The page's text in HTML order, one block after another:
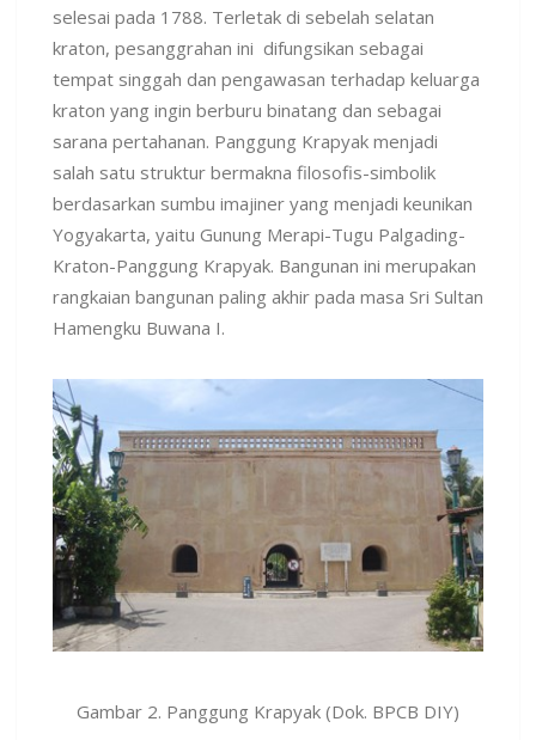
selesai pada 1788. Terletak di sebelah selatan
kraton, pesanggrahan ini difungsikan sebagai
tempat singgah dan pengawasan terhadap keluarga
kraton yang ingin berburu binatang dan sebagai
sarana pertahanan. Panggung Krapyak menjadi
salah satu struktur bermakna filosofis-simbolik
berdasarkan sumbu imajiner yang menjadi keunikan
Yogyakarta, yaitu Gunung Merapi-Tugu Palgading-
Kraton-Panggung Krapyak. Bangunan ini merupakan
rangkaian bangunan paling akhir pada masa Sri Sultan
Hamengku Buwana I.
Gambar 2. Panggung Krapyak (Dok. BPCB DIY)